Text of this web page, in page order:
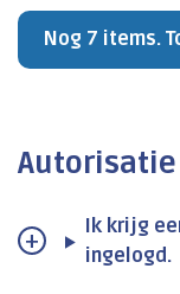
Nog 7 items.
Autorisatie
Ik krijg
ingelogd.